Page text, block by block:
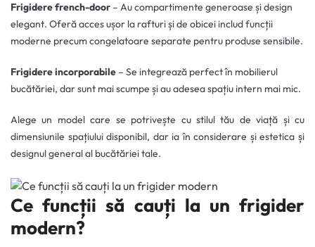
Frigidere french-door – Au compartimente generoase și design
elegant. Oferă acces ușor la rafturi și de obicei includ funcții
moderne precum congelatoare separate pentru produse sensibile.
Frigidere incorporabile – Se integrează perfect în mobilierul
bucătăriei, dar sunt mai scumpe și au adesea spațiu intern mai mic.
Alege un model care se potrivește cu stilul tău de viață și cu
dimensiunile spațiului disponibil, dar ia în considerare și estetica și
designul general al bucătăriei tale.
Ce funcții să cauți la un frigider
modern?